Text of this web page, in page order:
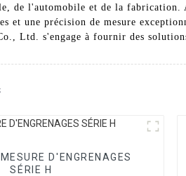
de l'automobile et de la fabrication.
et une précision de mesure
Ltd. s'engage à fournir des
D'ENGRENAGES
SÉRIE H